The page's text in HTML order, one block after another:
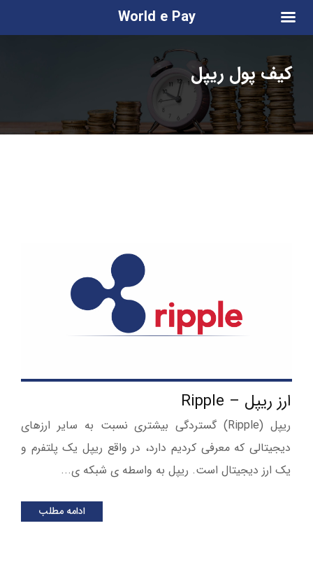
کیف پول ریپل
ارز ریپل – Ripple
ریپل (Ripple) گستردگی بیشتری نسبت به سایر ارزهای
دیجیتالی که معرفی کردیم دارد، در واقع ریپل یک پلتفرم و
یک ارز دیجیتال است. ریپل به واسطه ی شبکه ی...
ادامه مطلب
World e Pay